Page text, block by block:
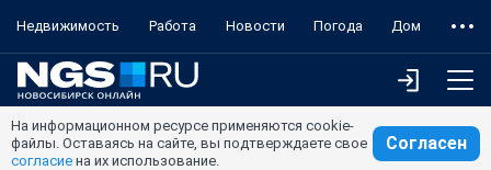
Недвижимость Работа Новости Погода Дом
На информационном ресурсе применяются cookie-
файлы. Оставаясь на сайте, вы подтверждаете свое
согласие на их использование.
Согласен